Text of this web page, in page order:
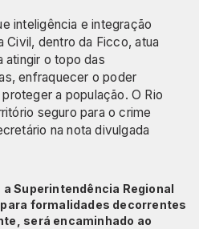
inteligência e integração
Civil, dentro da Ficco, atua
atingir o topo das
enfraquecer o poder
a população. O Rio
seguro para o crime
na nota divulgada
Superintendência Regional
formalidades decorrentes
será encaminhado ao